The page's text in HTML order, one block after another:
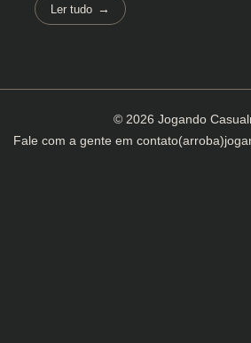
Ler tudo
© 2026 Jogando
Fale com a gente em